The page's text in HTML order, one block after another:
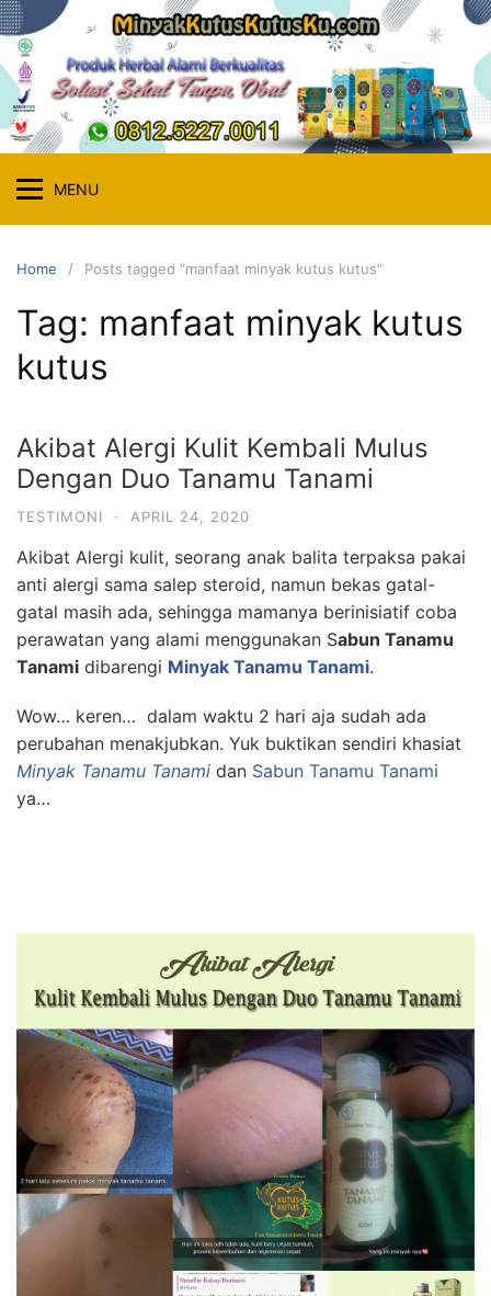
MENU
Home Posts tagged “manfaat minyak kutus kutus”
Tag: manfaat minyak kutus
kutus
Akibat Alergi Kulit Kembali Mulus
Dengan Duo Tanamu Tanami
TESTIMONI · APRIL 24, 2020
Akibat Alergi kulit, seorang anak balita terpaksa pakai
anti alergi sama salep steroid, namun bekas gatal-
gatal masih ada, sehingga mamanya berinisiatif coba
perawatan yang alami menggunakan Sabun Tanamu
Tanami dibarengi Minyak Tanamu Tanami.
Wow… keren… dalam waktu 2 hari aja sudah ada
perubahan menakjubkan. Yuk buktikan sendiri khasiat
Minyak Tanamu Tanami dan Sabun Tanamu Tanami
ya…